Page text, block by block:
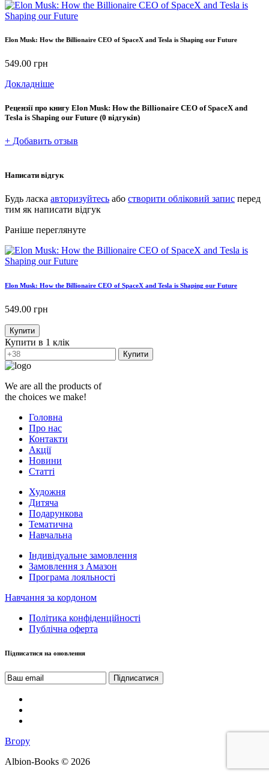
Elon Musk: How the Billionaire CEO of SpaceX and Tesla is Shaping our Future
549.00 грн
Докладніше
Рецензії про книгу Elon Musk: How the Billionaire CEO of SpaceX and
Tesla is Shaping our Future (0 відгуків)
+ Добавить отзыв
Написати відгук
Будь ласка авторизуйтесь або створити обліковий запис перед
тим як написати відгук
Раніше переглянуте
Elon Musk: How the Billionaire CEO of SpaceX and Tesla is Shaping our Future
549.00 грн
Купити
Купити в 1 клік
Купити
We are all the products of
the choices we make!
Головна
Про нас
Контакти
Акції
Новини
Статті
Художня
Дитяча
Подарункова
Тематична
Навчальна
Індивідуальне замовлення
Замовлення з Амазон
Програма лояльності
Навчання за кордоном
Політика конфіденційності
Публічна оферта
Підписатися на оновлення
Вгору
Albion-Books © 2026